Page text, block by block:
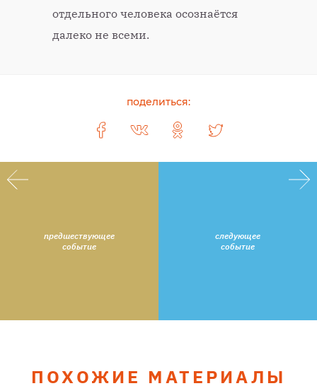
отдельного человека осознаётся
далеко не всеми.
поделиться:
предшествующее
событие
следующее
событие
ПОХОЖИЕ МАТЕРИАЛЫ